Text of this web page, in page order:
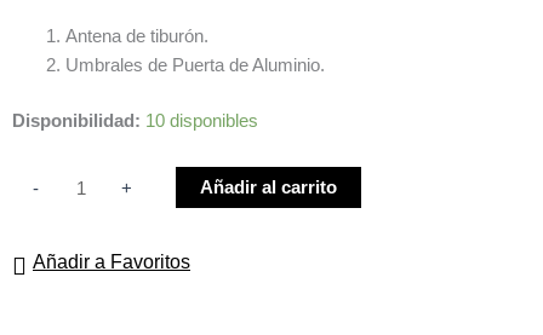
Antena de tiburón.
Umbrales de Puerta de Aluminio.
Disponibilidad: 10 disponibles
-
Pack
cantidad
+ Añadir al carrito
Añadir a Favoritos